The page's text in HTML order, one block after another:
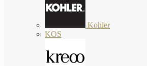
Kohler
KOS